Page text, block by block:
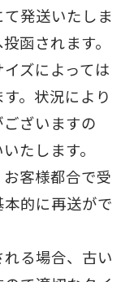
て発送いたしま
函されます。
ズによっては
。状況により
ざいますの
たします。
客様都合で受
的に再送がで
れる場合、古い